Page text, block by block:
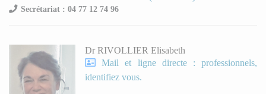
Secrétariat : 04 77 12 74 96
Dr RIVOLLIER Elisabeth
Mail et ligne directe : professionnels,
identifiez vous.